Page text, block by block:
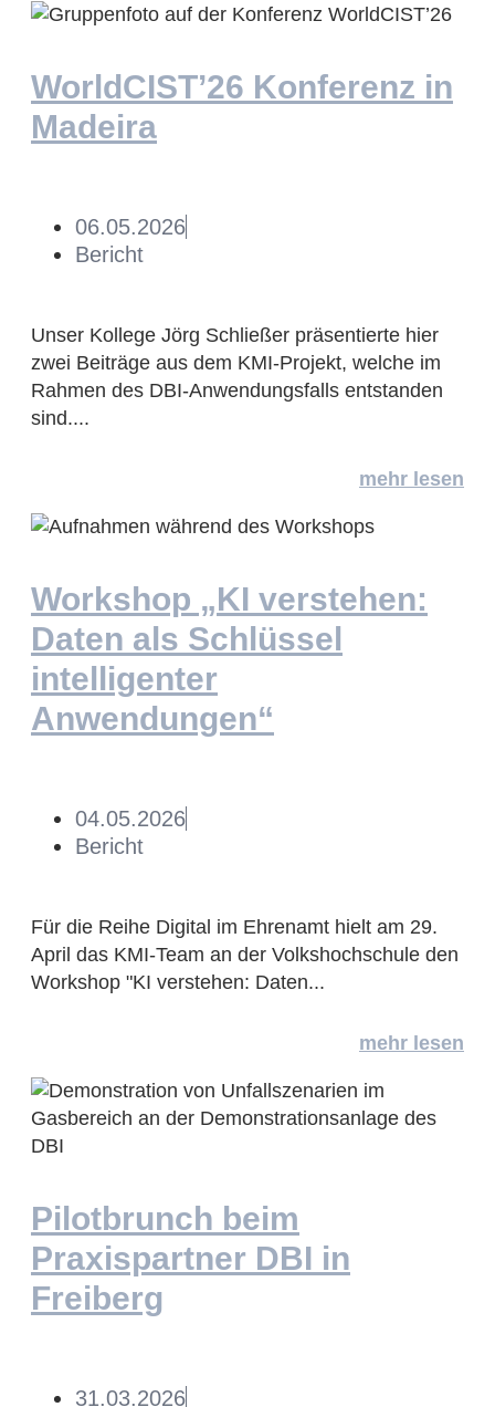
WorldCIST’26 Konferenz in
Madeira
06.05.2026
Bericht
Unser Kollege Jörg Schließer präsentierte hier
zwei Beiträge aus dem KMI-Projekt, welche im
Rahmen des DBI-Anwendungsfalls entstanden
sind....
mehr lesen
Workshop „KI verstehen:
Daten als Schlüssel
intelligenter
Anwendungen“
04.05.2026
Bericht
Für die Reihe Digital im Ehrenamt hielt am 29.
April das KMI-Team an der Volkshochschule den
Workshop "KI verstehen: Daten...
mehr lesen
Pilotbrunch beim
Praxispartner DBI in
Freiberg
31.03.2026